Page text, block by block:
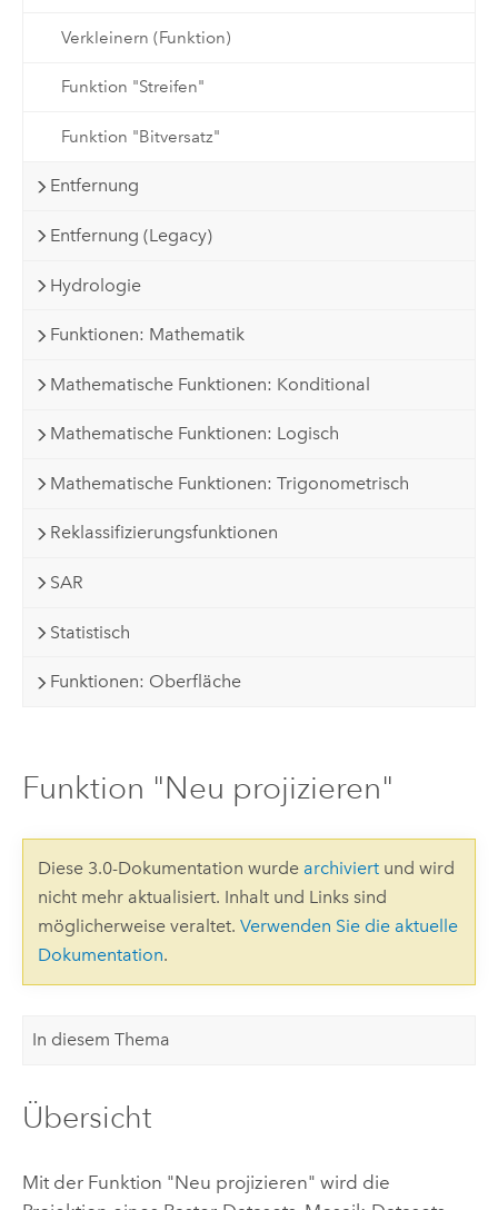
Verkleinern (Funktion)
Funktion "Streifen"
Funktion "Bitversatz"
Entfernung
Entfernung (Legacy)
Hydrologie
Funktionen: Mathematik
Mathematische Funktionen: Konditional
Mathematische Funktionen: Logisch
Mathematische Funktionen: Trigonometrisch
Reklassifizierungsfunktionen
SAR
Statistisch
Funktionen: Oberfläche
Funktion "Neu projizieren"
Diese 3.0-Dokumentation wurde archiviertund wird
nicht mehr aktualisiert. Inhalt und Links sind
möglicherweise veraltet. Verwenden Sie die aktuelle
Dokumentation.
In diesem Thema
Übersicht
Mit der Funktion "Neu projizieren" wird die